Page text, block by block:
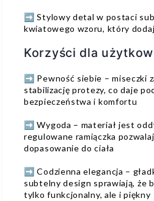
➡️ Stylowy detal w postaci
kwiatowego wzoru, który
Korzyści dla
➡️ Pewność siebie – miseczki
stabilizację protezy, co daje
bezpieczeństwa i komfortu
➡️ Wygoda – materiał jest
regulowane ramiączka
dopasowanie do ciała
➡️ Codzienna elegancja –
subtelny design sprawiają, że
tylko funkcjonalny, ale i piękny